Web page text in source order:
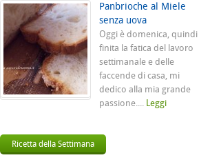
Panbrioche al Miele
senza uova
Oggi è domenica, quindi
finita la fatica del lavoro
settimanale e delle
faccende di casa, mi
dedico alla mia grande
passione.... Leggi
Ricetta della Settimana